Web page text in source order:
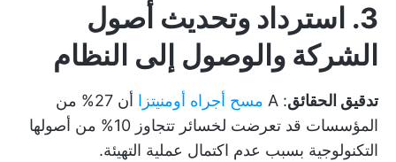
3. استرداد وتحديث أصول
الشركة والوصول إلى النظام
تدقيق الحقائق: A مسح أجراه أومنيتزا
أن 27% من
المؤسسات قد تعرضت لخسائر تتجاوز 10% من أصولها
التكنولوجية بسبب عدم اكتمال عملية التهيئة.